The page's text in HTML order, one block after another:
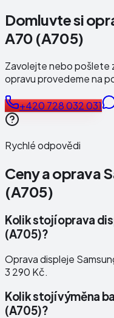
Domluvte si
A70 (A705)
Zavolejte nebo pošlete
opravu provedeme na
+420 728 032 031
Rychlé odpovědi
Ceny a oprava
(A705)
Kolik stojí oprava
(A705)?
Oprava displeje
3 290 Kč.
Kolik stojí výměna
(A705)?